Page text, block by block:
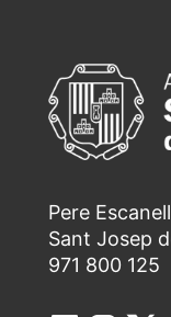
Pere
Sant Josep
971 800 125